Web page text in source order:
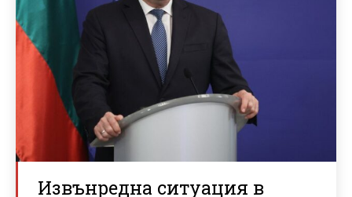
Извънредна ситуация в